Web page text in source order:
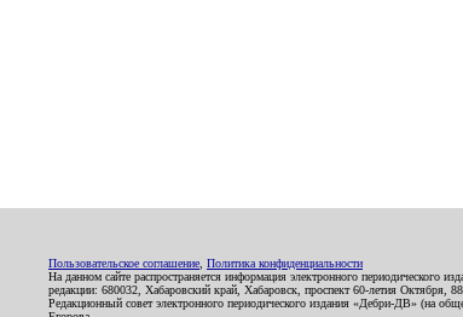
Пользовательское соглашение Политика конфиденциальности
На данном сайте распространяется информация электронного
редакции: 680032, Хабаровский край, Хабаровск, проспект 60-летия Октября,
Редакционный совет электронного периодического издания «Дебри-